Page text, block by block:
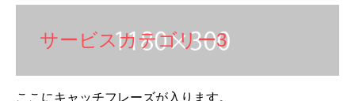
サービスカテゴリー3
ここにキャッチフレーズが入ります。